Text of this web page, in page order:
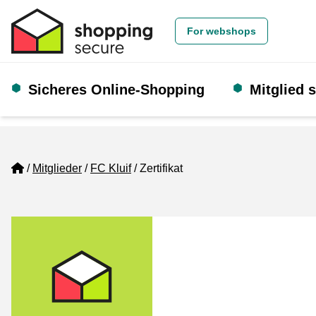
For webshops
Sicheres Online-Shopping Mitglied
Home
Mitglieder FC Kluif Zertifikat